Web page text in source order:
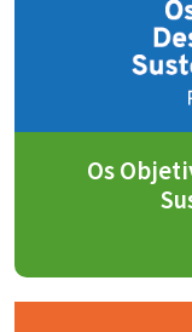
Os